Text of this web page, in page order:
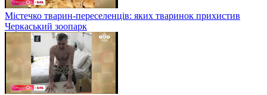
Містечко тварин-переселенців: яких тваринок прихистив
Черкаський зоопарк